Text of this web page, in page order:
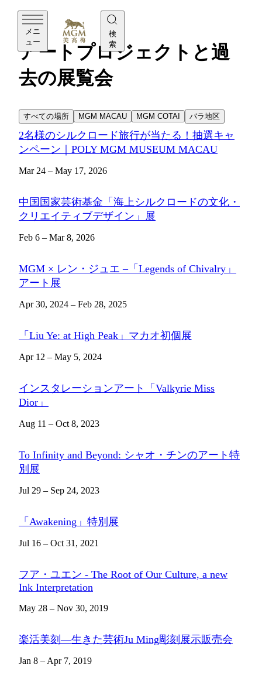
メニ
ュー
検
索
MGM
アートプロジェクトと過
去の展覧会
すべての場所 MGM MACAU MGM COTAI バラ地区
2名様のシルクロード旅行が当たる！抽選キャ
ンペーン｜POLY MGM MUSEUM MACAU
Mar 24 – May 17, 2026
中国国家芸術基金「海上シルクロードの文化・
クリエイティブデザイン」展
Feb 6 – Mar 8, 2026
MGM × レン・ジュエ –「Legends of Chivalry」
アート展
Apr 30, 2024 – Feb 28, 2025
「Liu Ye: at High Peak」マカオ初個展
Apr 12 – May 5, 2024
インスタレーションアート「Valkyrie Miss
Dior」
Aug 11 – Oct 8, 2023
To Infinity and Beyond: シャオ・チンのアート特
別展
Jul 29 – Sep 24, 2023
「Awakening」特別展
Jul 16 – Oct 31, 2021
フア・ユエン - The Root of Our Culture, a new
Ink Interpretation
May 28 – Nov 30, 2019
楽活美刻―生きた芸術Ju Ming彫刻展示販売会
Jan 8 – Apr 7, 2019